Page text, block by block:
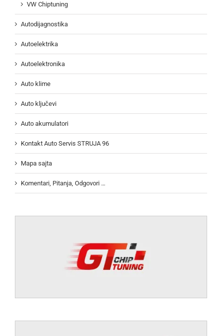
VW Chiptuning
Autodijagnostika
Autoelektrika
Autoelektronika
Auto klime
Auto ključevi
Auto akumulatori
Kontakt Auto Servis STRUJA 96
Mapa sajta
Komentari, Pitanja, Odgovori …